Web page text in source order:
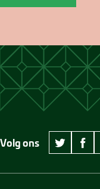
Volg ons
twitter